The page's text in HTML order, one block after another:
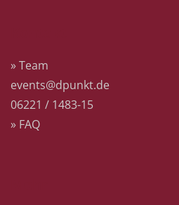
» Team
events@dpunkt.de
06221 / 1483-15
» FAQ